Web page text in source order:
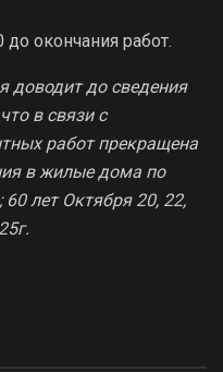
окончания работ.
доводит до сведения
в связи с
работ прекращена
в жилые дома по
лет Октября 20, 22,